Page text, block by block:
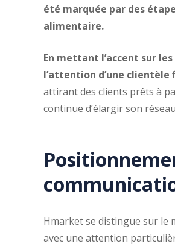
été marquée par des
alimentaire.
En mettant l’accent sur
l’attention d’une clientèle
attirant des clients prêts à
continue d’élargir son
Hmarket se distingue sur le
avec une attention